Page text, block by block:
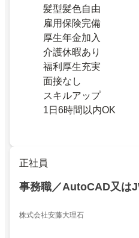
髪型髪色自由
雇用保険完備
厚生年金加入
介護休暇あり
福利厚生充実
面接なし
スキルアップ
1日6時間以内OK
正社員
事務職／AutoCAD又は
株式会社安藤大理石